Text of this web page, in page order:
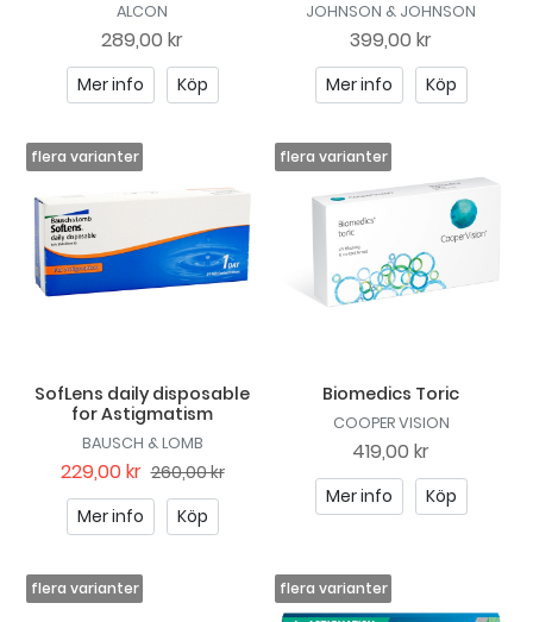
ALCON
289,00 kr
Mer info Köp
JOHNSON & JOHNSON
399,00 kr
Mer info Köp
SofLens daily disposable
for Astigmatism
BAUSCH & LOMB
229,00 kr 260,00 kr
Mer info
Köp
Biomedics Toric
COOPER VISION
419,00 kr
Mer info Köp